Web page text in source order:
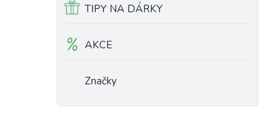
TIPY NA DÁRKY
AKCE
Značky